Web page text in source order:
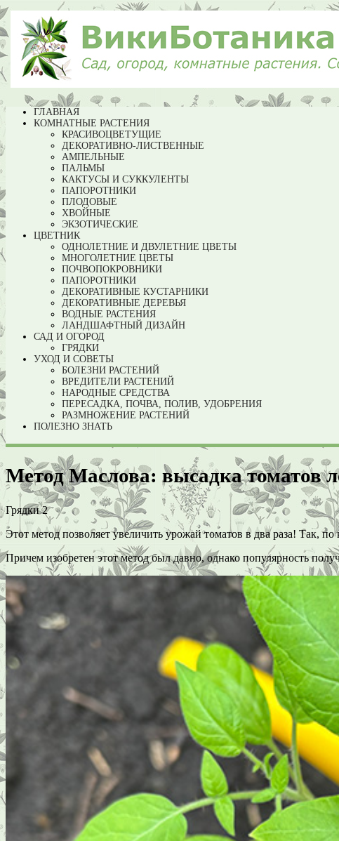
ГЛАВНАЯ
КОМНАТНЫЕ РАСТЕНИЯ
КРАСИВОЦВЕТУЩИЕ
ДЕКОРАТИВНО-ЛИСТВЕННЫЕ
АМПЕЛЬНЫЕ
ПАЛЬМЫ
КАКТУСЫ И СУККУЛЕНТЫ
ПАПОРОТНИКИ
ПЛОДОВЫЕ
ХВОЙНЫЕ
ЭКЗОТИЧЕСКИЕ
ЦВЕТНИК
ОДНОЛЕТНИЕ И ДВУЛЕТНИЕ ЦВЕТЫ
МНОГОЛЕТНИЕ ЦВЕТЫ
ПОЧВОПОКРОВНИКИ
ПАПОРОТНИКИ
ДЕКОРАТИВНЫЕ КУСТАРНИКИ
ДЕКОРАТИВНЫЕ ДЕРЕВЬЯ
ВОДНЫЕ РАСТЕНИЯ
ЛАНДШАФТНЫЙ ДИЗАЙН
САД И ОГОРОД
ГРЯДКИ
УХОД И СОВЕТЫ
БОЛЕЗНИ РАСТЕНИЙ
ВРЕДИТЕЛИ РАСТЕНИЙ
НАРОДНЫЕ СРЕДСТВА
ПЕРЕСАДКА, ПОЧВА, ПОЛИВ, УДОБРЕНИЯ
РАЗМНОЖЕНИЕ РАСТЕНИЙ
ПОЛЕЗНО ЗНАТЬ
Метод Маслова: высадка томатов
Грядки 2
Этот метод позволяет увеличить урожай томатов в два раза! Так,
Причем изобретен этот метод был давно, однако популярность